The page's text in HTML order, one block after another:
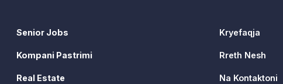
Senior Jobs
Kompani Pastrimi
Real Estate
Kryefaqja
Rreth Nesh
Na Kontaktoni